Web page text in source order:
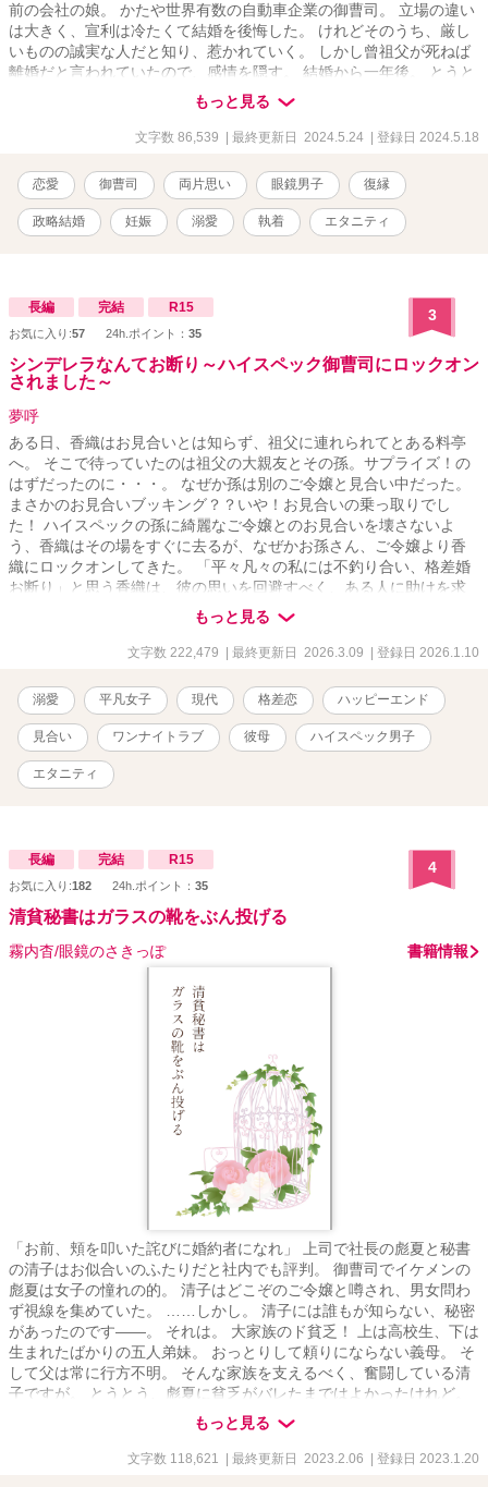
前の会社の娘。 かたや世界有数の自動車企業の御曹司。 立場の違い
は大きく、宣利は冷たくて結婚を後悔した。 けれどそのうち、厳し
いものの誠実な人だと知り、惹かれていく。 しかし曾祖父が死ねば
離婚だと言われていたので、感情を隠す。 結婚から一年後。 とうと
う曾祖父が亡くなる。 当然、宣利から離婚を切り出された。 未練は
あったが困らせるのは嫌で、承知する。 最後に抱きたいと言われ、
最初で最後、宣利に身体を預ける。 離婚後、妊娠に気づいた。 それ
が嘘みたいに、溺愛してくるのはなんでですか!? 羽島花琳 はじ
ま かりん 26歳 外食産業チェーン『エールダンジュ』グループご令
嬢 自身は普通に会社員をしている 明るく朗らか あまり物事には執着
しない 若干(?)天然 × 倉森宣利 くらもり たかとし 32歳 世界有数
間にはとことん甘い顔を見せる なんで私、子供ができた途端に復縁
を迫られてるんですかね……？
もっと見る
文字数 86,539 | 最終更新日 2024.5.24 | 登録日 2024.5.18
恋愛 御曹司 両片思い 眼鏡男子 復縁
政略結婚 妊娠 溺愛 執着 エタニティ
長編 完結 R15
お気に入り:57 24h.ポイント： 35
3
シンデレラなんてお断り～ハイスペック御曹司にロックオン
されました～
夢呼
ある日、香織はお見合いとは知らず、祖父に連れられてとある料亭
へ。 そこで待っていたのは祖父の大親友とその孫。サプライズ！の
はずだったのに・・・。 なぜか孫は別のご令嬢と見合い中だった。
まさかのお見合いブッキング？？いや！お見合いの乗っ取りでし
た！ ハイスペックの孫に綺麗なご令嬢とのお見合いを壊さないよ
う、香織はその場をすぐに去るが、なぜかお孫さん、ご令嬢より香
織にロックオンしてきた。 「平々凡々の私には不釣り合い、格差婚
お断り」と思う香織は、彼の思いを回避すべく、ある人に助けを求
めて・・・。 それは彼のお母さん！ ご令嬢と結婚させたい母と、彼
とは付き合いたくない香織がタッグを組む！ この作品はフィクショ
ンです。実在の人物や団体などとは関係ありません。 他のサイトに
険です。
もっと見る
文字数 222,479 | 最終更新日 2026.3.09 | 登録日 2026.1.10
溺愛 平凡女子 現代 格差恋 ハッピーエンド
見合い ワンナイトラブ 彼母 ハイスペック男子
エタニティ
長編 完結 R15
お気に入り:182 24h.ポイント： 35
4
清貧秘書はガラスの靴をぶん投げる
霧内杳/眼鏡のさきっぽ 書籍情報
「お前、頬を叩いた詫びに婚約者になれ」 上司で社長の彪夏と秘書
の清子はお似合いのふたりだと社内でも評判。 御曹司でイケメンの
彪夏は女子の憧れの的。 清子はどこぞのご令嬢と噂され、男女問わ
ず視線を集めていた。 ……しかし。 清子には誰もが知らない、秘密
があったのです――。 それは。 大家族のド貧乏！ 上は高校生、下は
生まれたばかりの五人弟妹。 おっとりして頼りにならない義母。 そ
して父は常に行方不明。 そんな家族を支えるべく、奮闘している清
子ですが。 とうとう、彪夏に貧乏がバレたまではよかったけれど。
子持ちと間違われてついひっぱたいてしまい、償いに婚約者のフリ
をする羽目に。 しかも貧乏バラすと言われたら断れない。 どうな
る、清子!? 河守清子 かわもりさやこ 25歳 LCCチェリーエアライ
もっと見る
文字数 118,621 | 最終更新日 2023.2.06 | 登録日 2023.1.20